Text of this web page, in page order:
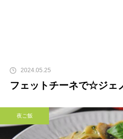
2024.05.25
フェットチーネで☆ジェ
夜ご飯